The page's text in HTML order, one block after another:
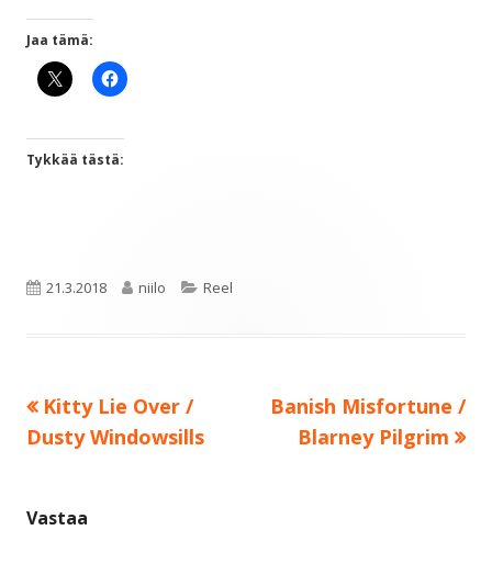
Jaa tämä:
Tykkää tästä:
Julkaistu
21.3.2018 Kirjoittaja
niilo Kategoriat
Reel
Artikkelien
selaus
Edellinen:
Kitty Lie Over /
Dusty Windowsills
Seuraava:
Banish Misfortune /
Blarney Pilgrim
Vastaa